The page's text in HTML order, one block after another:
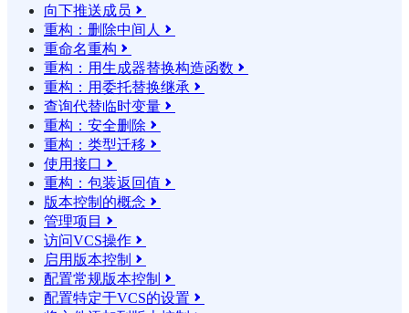
向下推送成员 
重构：删除中间人 
重命名重构 
重构：用生成器替换构造函数 
重构：用委托替换继承 
查询代替临时变量 
重构：安全删除 
重构：类型迁移 
使用接口 
重构：包装返回值 
版本控制的概念 
管理项目 
访问VCS操作 
启用版本控制 
配置常规版本控制 
配置特定于VCS的设置 